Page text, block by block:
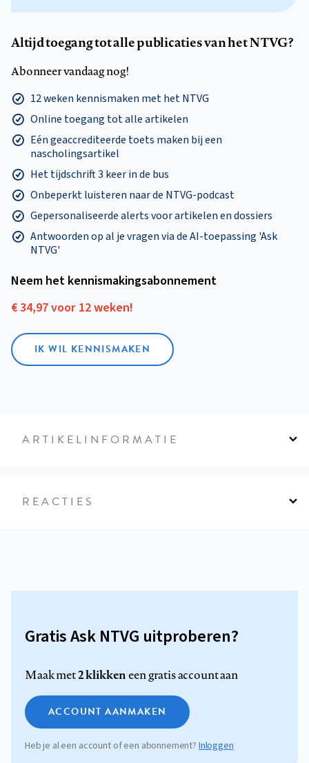
Altijd toegang tot alle publicaties van het NTVG?
Abonneer vandaag nog!
12 weken kennismaken met het NTVG
Online toegang tot alle artikelen
Eén geaccrediteerde toets maken bij een
nascholingsartikel
Het tijdschrift 3 keer in de bus
Onbeperkt luisteren naar de NTVG-podcast
Gepersonaliseerde alerts voor artikelen en dossiers
Antwoorden op al je vragen via de AI-toepassing 'Ask
NTVG'
Neem het kennismakings­abonnement
€ 34,97 voor 12 weken!
IK WIL KENNISMAKEN
ARTIKELINFORMATIE
REACTIES
Gratis Ask NTVG uitproberen?
Maak met2 klikkeneen gratis account aan
ACCOUNT AANMAKEN
Heb je al een account of een abonnement?Inloggen